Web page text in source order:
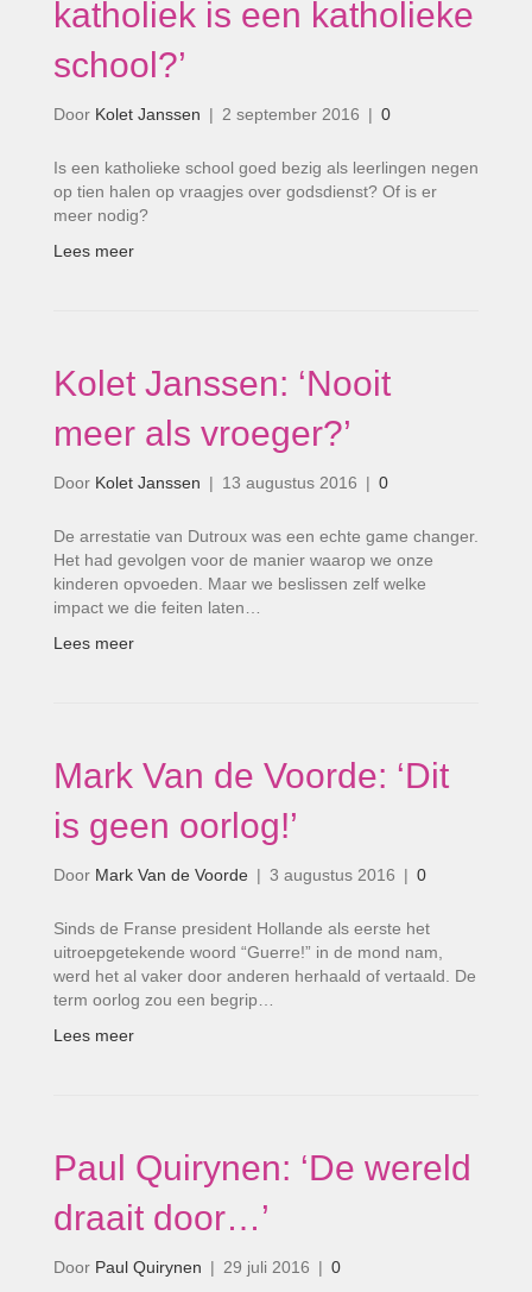
katholiek is een katholieke
school?’
Door Kolet Janssen | 2 september 2016 | 0
Is een katholieke school goed bezig als leerlingen negen
op tien halen op vraagjes over godsdienst? Of is er
meer nodig?
Lees meer
Kolet Janssen: ‘Nooit
meer als vroeger?’
Door Kolet Janssen | 13 augustus 2016 | 0
De arrestatie van Dutroux was een echte game changer.
Het had gevolgen voor de manier waarop we onze
kinderen opvoeden. Maar we beslissen zelf welke
impact we die feiten laten…
Lees meer
Mark Van de Voorde: ‘Dit
is geen oorlog!’
Door Mark Van de Voorde | 3 augustus 2016 | 0
Sinds de Franse president Hollande als eerste het
uitroepgetekende woord “Guerre!” in de mond nam,
werd het al vaker door anderen herhaald of vertaald. De
term oorlog zou een begrip…
Lees meer
Paul Quirynen: ‘De wereld
draait door…’
Door Paul Quirynen | 29 juli 2016 | 0